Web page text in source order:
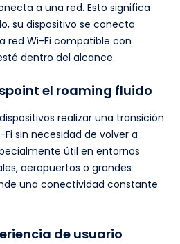
a una red. Esto significa
su dispositivo se conecta
red Wi-Fi compatible con
dentro del alcance.
el roaming fluido
realizar una transición
sin necesidad de volver a
útil en entornos
aeropuertos o grandes
una conectividad constante
de usuario